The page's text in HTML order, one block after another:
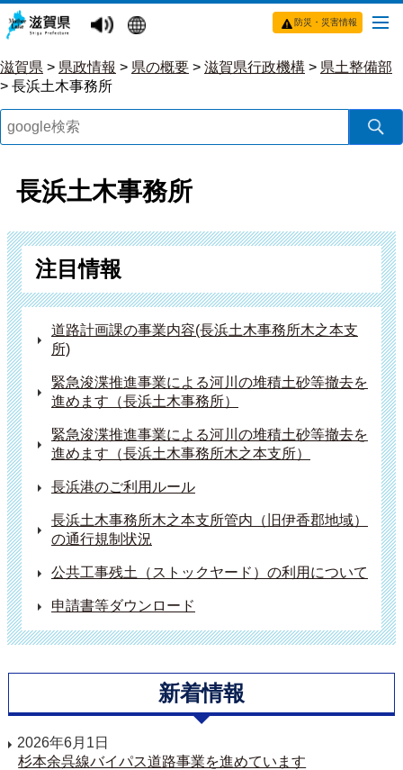
防災・災害情報
滋賀県 > 県政情報 > 県の概要 > 滋賀県行政機構 > 県土整備部
> 長浜土木事務所
長浜土木事務所
注目情報
道路計画課の事業内容(長浜土木事務所木之本支
所)
緊急浚渫推進事業による河川の堆積土砂等撤去を
進めます（長浜土木事務所）
緊急浚渫推進事業による河川の堆積土砂等撤去を
進めます（長浜土木事務所木之本支所）
長浜港のご利用ルール
長浜土木事務所木之本支所管内（旧伊香郡地域）
の通行規制状況
公共工事残土（ストックヤード）の利用について
申請書等ダウンロード
新着情報
2026年6月1日
杉本余呉線バイパス道路事業を進めています